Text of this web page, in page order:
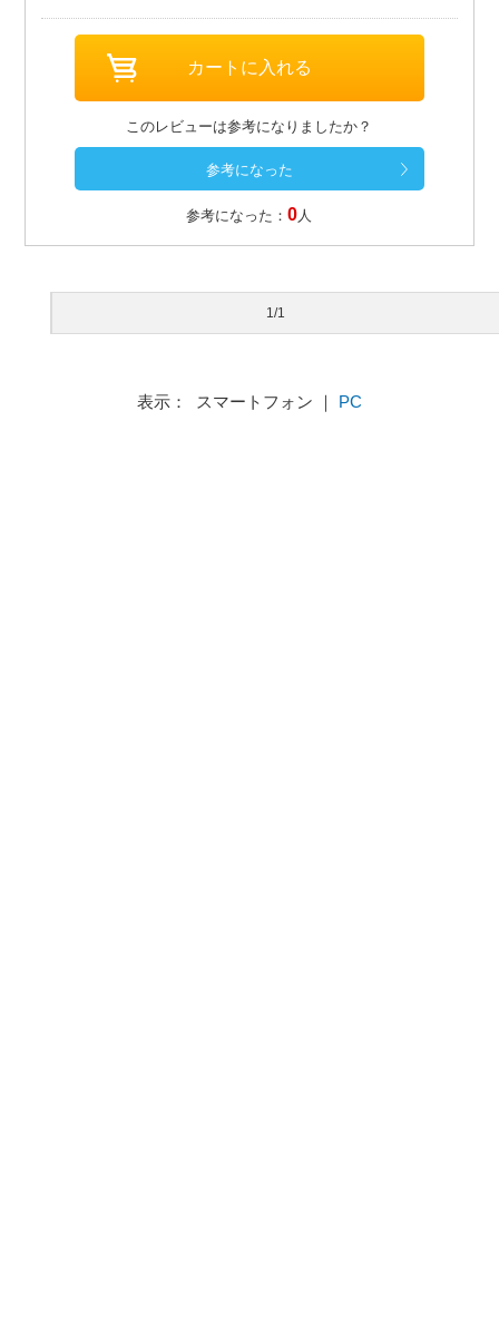
このレビューは参考になりましたか？
参考になった：0 人
1/1
表示： スマートフォン ｜ PC